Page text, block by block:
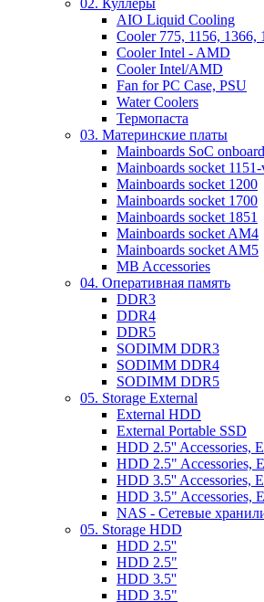
02. Куллеры
AIO Liquid Cooling
Cooler 775, 1156, 1366,
Cooler Intel - AMD
Cooler Intel/AMD
Fan for PC Case, PSU
Water Coolers
Термопаста
03. Материнские платы
Mainboards SoC
Mainboards socket
Mainboards socket 1200
Mainboards socket 1700
Mainboards socket 1851
Mainboards socket AM4
Mainboards socket AM5
MB Accessories
04. Оперативная память
DDR3
DDR4
DDR5
SODIMM DDR3
SODIMM DDR4
SODIMM DDR5
05. Storage External
External HDD
External Portable SSD
HDD 2.5'' Accessories,
HDD 2.5" Accessories,
HDD 3.5'' Accessories,
HDD 3.5" Accessories,
NAS - Сетевые
05. Storage HDD
HDD 2.5''
HDD 2.5"
HDD 3.5''
HDD 3.5"